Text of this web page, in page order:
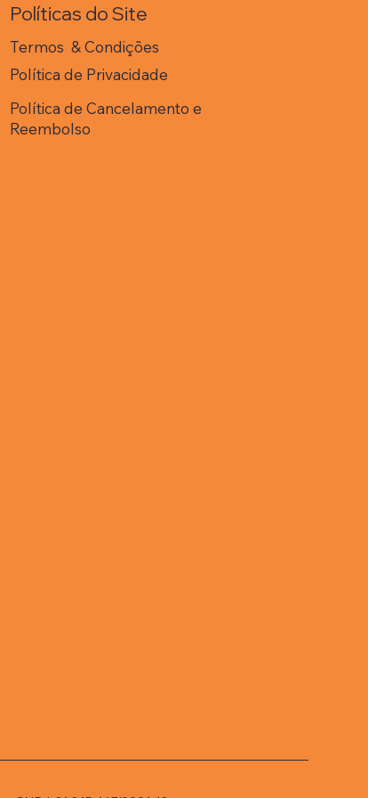
falamos com
pelo
Quality
da Qualidade...
Políticas do Site
Termos & Condições
Política de Privacidade
Política de Cancelamento e
Reembolso